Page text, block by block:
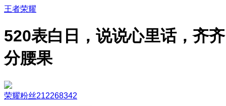
王者荣耀
520表白日，说说心里话，齐齐
分腰果
荣耀粉丝212268342